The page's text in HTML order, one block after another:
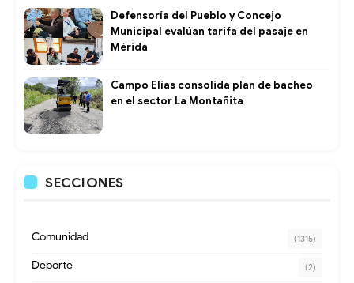
Defensoría del Pueblo y Concejo
Municipal evalúan tarifa del pasaje en
Mérida
Campo Elías consolida plan de bacheo
en el sector La Montañita
SECCIONES
Comunidad (1315)
Deporte (2)